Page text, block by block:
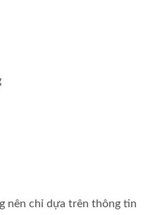
nên chỉ dựa trên thông tin